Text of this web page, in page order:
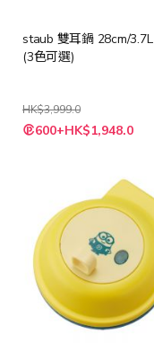
staub 雙耳鍋 28cm/3.7L
(3色可選)
HK$3,999.0
600+HK$1,948.0